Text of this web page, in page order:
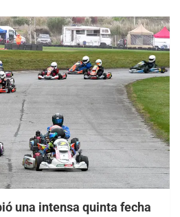
una intensa quinta fecha